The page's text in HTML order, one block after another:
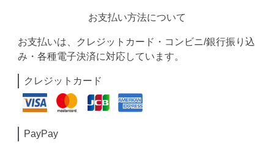
お支払い方法について
お支払いは、クレジットカード・コンビニ/銀行振り込
み・各種電子決済に対応しています。
クレジットカード
PayPay